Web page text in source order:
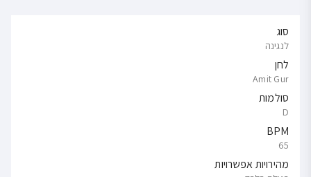
סוג
לנגינה
לחן
Amit Gur
סולמות
D
BPM
65
מהירויות אפשרויות